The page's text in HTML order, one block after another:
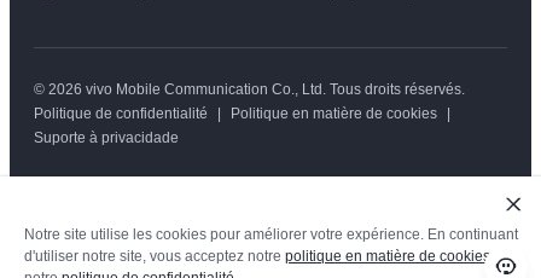
© 2026 vivo Mobile Communication Co., Ltd. Tous droits réservés.
Politique de confidentialité
| Politique en matière de cookies
|
Suporte à privacidade
Notre site utilise les cookies pour améliorer votre expérience. En continuant
d'utiliser notre site, vous acceptez notre politique en matière de cookies et